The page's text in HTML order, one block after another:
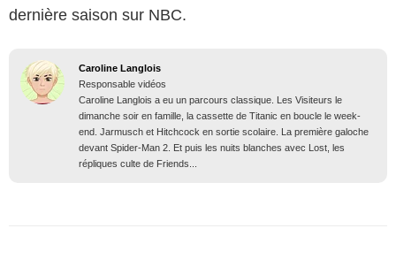
dernière saison sur NBC.
Caroline Langlois
Responsable vidéos
Caroline Langlois a eu un parcours classique. Les Visiteurs le
dimanche soir en famille, la cassette de Titanic en boucle le week-
end. Jarmusch et Hitchcock en sortie scolaire. La première galoche
devant Spider-Man 2. Et puis les nuits blanches avec Lost, les
répliques culte de Friends...